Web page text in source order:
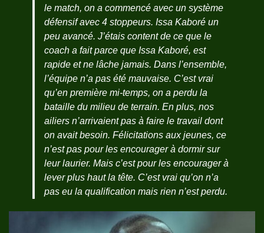
le match, on a commencé avec un système
défensif avec 4 stoppeurs. Issa Kaboré un
peu avancé. J’étais content de ce que le
coach a fait parce que Issa Kaboré, est
rapide et ne lâche jamais. Dans l’ensemble,
l’équipe n’a pas été mauvaise. C’est vrai
qu’en première mi-temps, on a perdu la
bataille du milieu de terrain. En plus, nos
ailiers n’arrivaient pas à faire le travail dont
on avait besoin. Félicitations aux jeunes, ce
n’est pas pour les encourager à dormir sur
leur laurier. Mais c’est pour les encourager à
lever plus haut la tête. C’est vrai qu’on n’a
pas eu la qualification mais rien n’est perdu.